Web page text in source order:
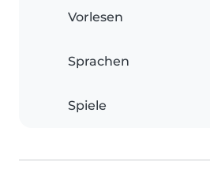
Vorlesen
Sprachen
Spiele